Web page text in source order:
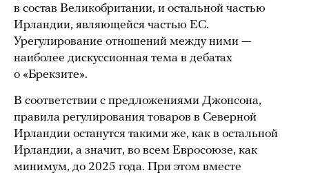
в состав Великобритании, и остальной частью
Ирландии, являющейся частью ЕС.
Урегулирование отношений между ними —
наиболее дискуссионная тема в дебатах
о «Брекзите».
В соответствии с предложениями Джонсона,
правила регулирования товаров в Северной
Ирландии останутся такими же, как в остальной
Ирландии, а значит, во всем Евросоюзе, как
минимум, до 2025 года. При этом вместе